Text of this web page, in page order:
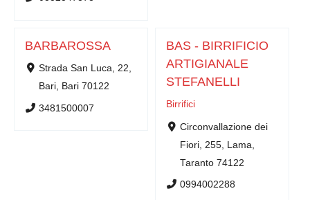
BARBAROSSA
Strada San Luca, 22,
Bari, Bari 70122
3481500007
BAS - BIRRIFICIO
ARTIGIANALE
STEFANELLI
Birrifici
Circonvallazione dei
Fiori, 255, Lama,
Taranto 74122
0994002288